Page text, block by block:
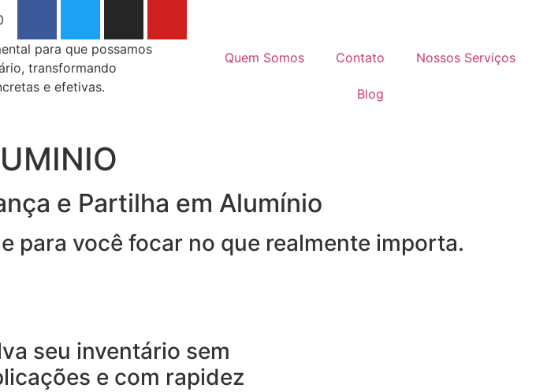
para que possamos
transformando
e efetivas.
Quem Somos Contato Nossos Serviços
Blog
e Partilha em Alumínio
para você focar no que realmente importa.
seu inventário sem
e com rapidez